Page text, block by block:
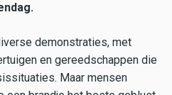
demonstraties, met
en gereedschappen die
Maar mensen